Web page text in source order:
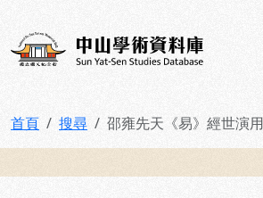
中山學術資料庫
首頁 搜尋 邵雍先天《易》經世演